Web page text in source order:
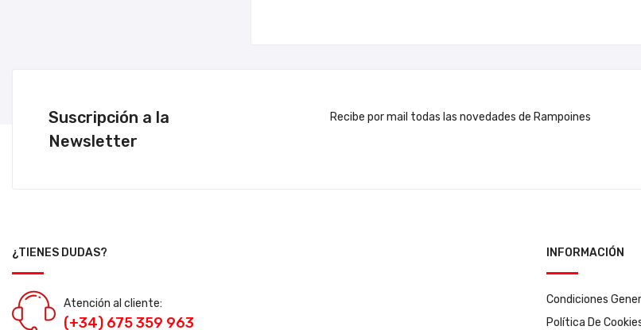
Suscripción a la
Newsletter
Recibe por mail todas las novedades de Rampoines
¿TIENES DUDAS?
Atención al cliente:
(+34) 675 359 963
INFORMACIÓN
Condiciones
Política De